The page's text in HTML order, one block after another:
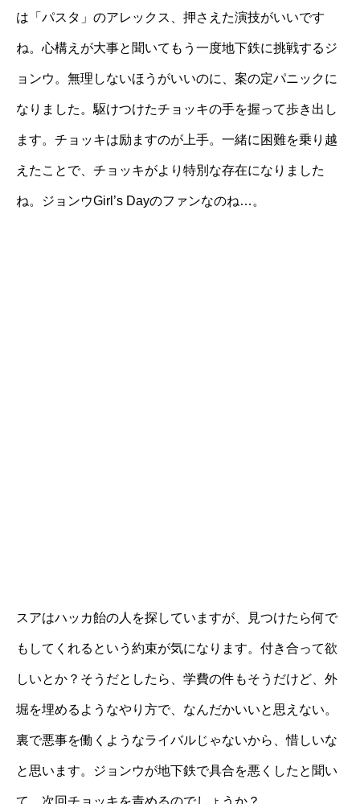
は「パスタ」のアレックス、押さえた演技がいいです
ね。心構えが大事と聞いてもう一度地下鉄に挑戦するジ
ョンウ。無理しないほうがいいのに、案の定パニックに
なりました。駆けつけたチョッキの手を握って歩き出し
ます。チョッキは励ますのが上手。一緒に困難を乗り越
えたことで、チョッキがより特別な存在になりました
ね。ジョンウGirl’s Dayのファンなのね…。
スアはハッカ飴の人を探していますが、見つけたら何で
もしてくれるという約束が気になります。付き合って欲
しいとか？そうだとしたら、学費の件もそうだけど、外
堀を埋めるようなやり方で、なんだかいいと思えない。
裏で悪事を働くようなライバルじゃないから、惜しいな
と思います。ジョンウが地下鉄で具合を悪くしたと聞い
て、次回チョッキを責めるのでしょうか？